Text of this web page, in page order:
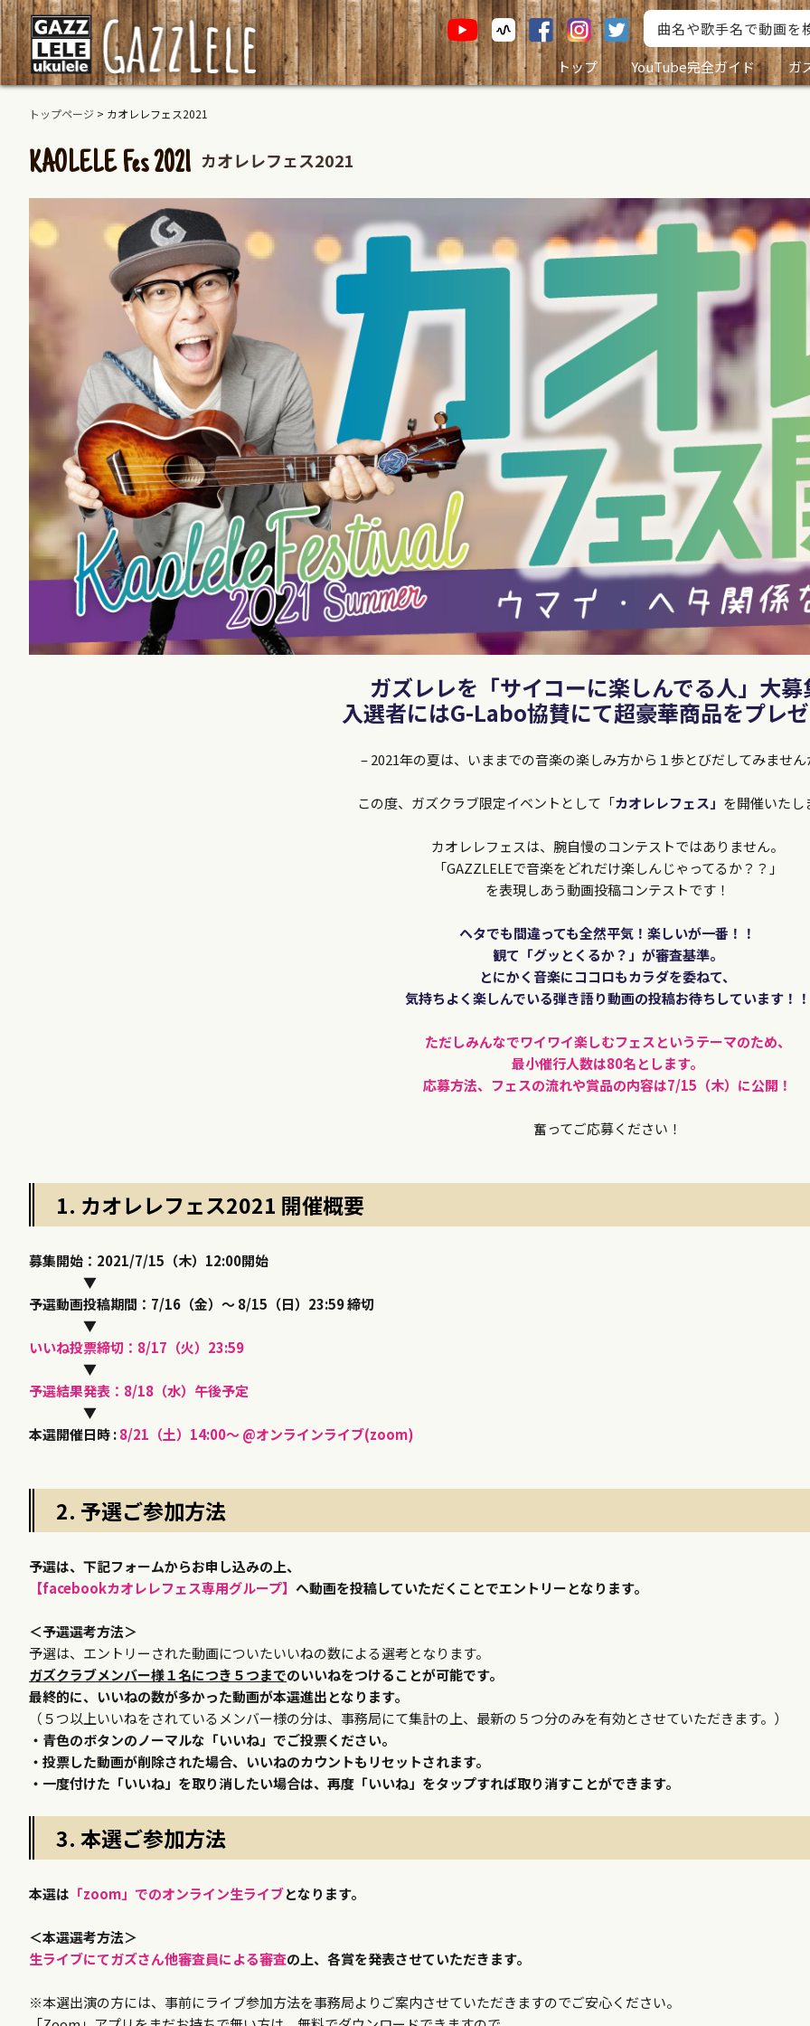
トップ YouTube完全ガイド ガ
トップページ > カオレレフェス2021
KAOLELE Fes 2021 カオレレフェス2021
ガズレレを「サイコーに楽しんでる人」大募
入選者にはG-Labo協賛にて超豪華商品をプレ
– 2021年の夏は、いままでの音楽の楽しみ方から１歩とびだしてみませ
この度、ガズクラブ限定イベントとして「カオレレフェス」 を開催いたし
カオレレフェスは、腕自慢のコンテストではありません。
「GAZZLELEで音楽をどれだけ楽しんじゃってるか？？」
を表現しあう動画投稿コンテストです！
ヘタでも間違っても全然平気！楽しいが一番！！
観て「グッとくるか？」が審査基準。
とにかく音楽にココロもカラダを委ねて、
気持ちよく楽しんでいる弾き語り動画の投稿お待ちしています！！
ただしみんなでワイワイ楽しむフェスというテーマのため、
最小催行人数は80名とします。
応募方法、フェスの流れや賞品の内容は7/15（木）に公開！
奮ってご応募ください！
1. カオレレフェス2021 開催概要
募集開始：2021/7/15（木）12:00開始
▼
予選動画投稿期間：7/16（金）〜 8/15（日）23:59 締切
▼
いいね投票締切：8/17（火）23:59
▼
予選結果発表：8/18（水）午後予定
▼
本選開催日時 :8/21（土）14:00〜 @オンラインライブ(zoom)
2. 予選ご参加方法
予選は、下記フォームからお申し込みの上、
【facebookカオレレフェス専用グループ】 へ動画を投稿していただくことでエントリーとなります。
＜予選選考方法＞
予選は、エントリーされた動画についたいいねの数による選考となります。
ガズクラブメンバー様１名につき５つまでのいいねをつけることが可能です。
最終的に、いいねの数が多かった動画が本選進出となります。
（５つ以上いいねをされているメンバー様の分は、事務局にて集計の上、最新の５つ分のみを有効とさせていただきます。）
・青色のボタンのノーマルな「いいね」でご投票ください。
・投票した動画が削除された場合、いいねのカウントもリセットされます。
・一度付けた「いいね」を取り消したい場合は、再度「いいね」をタップすれば取り消すことができます。
3. 本選ご参加方法
本選は 「zoom」でのオンライン生ライブとなります。
＜本選選考方法＞
生ライブにてガズさん他審査員による審査の上、各賞を発表させていただきます。
※本選出演の方には、事前にライブ参加方法を事務局よりご案内させていただきますのでご安心ください。